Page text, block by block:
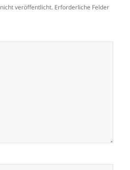
veröffentlicht. Erforderliche Felder